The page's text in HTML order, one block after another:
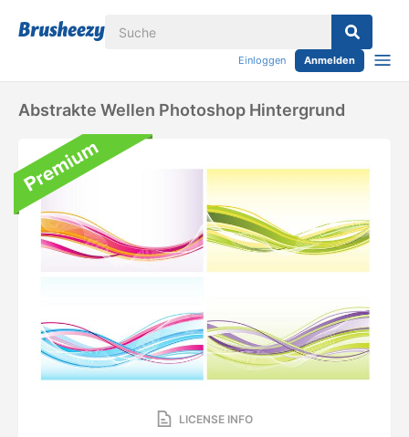
Einloggen Anmelden
Abstrakte Wellen Photoshop Hintergrund
LICENSE INFO